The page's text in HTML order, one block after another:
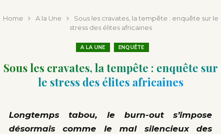
Home A la Une
Sous les cravates, la tempête : enquête sur le
stress des élites africaines
A LA UNE ENQUÊTE
Sous les cravates, la tempête : enquête sur
le stress des élites africaines
Longtemps tabou, le burn-out s’impose
désormais comme le mal silencieux des